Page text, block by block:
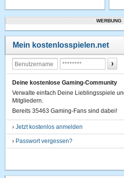
WERBUNG
Mein kostenlosspielen.net
Deine kostenlose Gaming-Community
Verwalte einfach Deine Lieblingsspiele
Mitgliedern.
Bereits 35463 Gaming-Fans sind dabei!
›Jetzt kostenlos anmelden
› Passwort vergessen?